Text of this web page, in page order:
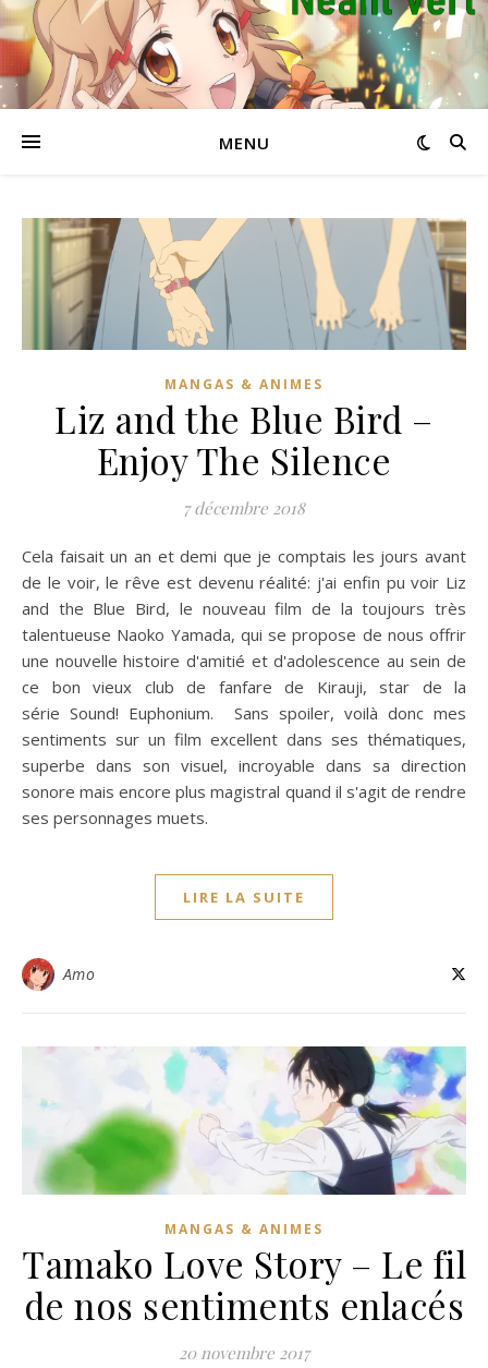
MENU
MANGAS & ANIMES
Liz and the Blue Bird –
Enjoy The Silence
7 décembre 2018
Cela faisait un an et demi que je comptais les jours avant
de le voir, le rêve est devenu réalité: j'ai enfin pu voir Liz
and the Blue Bird, le nouveau film de la toujours très
talentueuse Naoko Yamada, qui se propose de nous offrir
une nouvelle histoire d'amitié et d'adolescence au sein de
ce bon vieux club de fanfare de Kirauji, star de la
série Sound! Euphonium. Sans spoiler, voilà donc mes
sentiments sur un film excellent dans ses thématiques,
superbe dans son visuel, incroyable dans sa direction
sonore mais encore plus magistral quand il s'agit de rendre
ses personnages muets.
LIRE LA SUITE
Amo
MANGAS & ANIMES
Tamako Love Story – Le fil
de nos sentiments enlacés
20 novembre 2017